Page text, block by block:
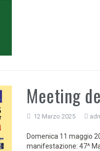
Meeting
12 Marzo 2025
Domenica 11 maggio
manifestazione: 47^